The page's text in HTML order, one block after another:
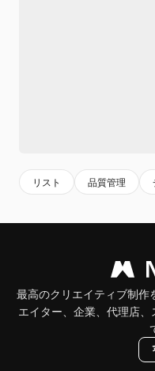
リスト 品質管理
最高のクリエイティブ制作
エイター、企業、代理店